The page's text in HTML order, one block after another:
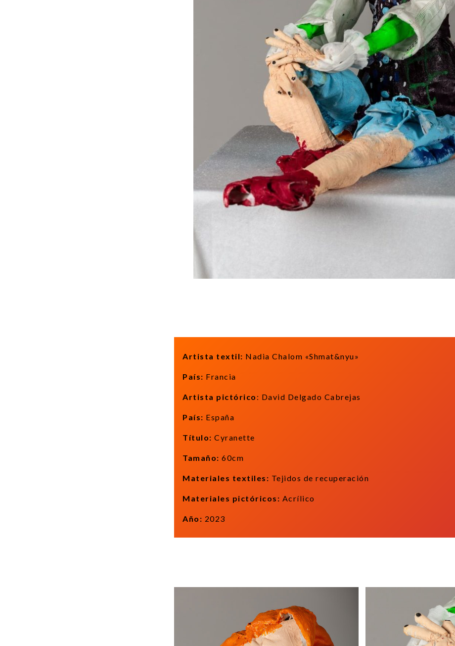
Artista textil: Nadia Chalom «Shmat&nyu»
País: Francia
Artista pictórico : David Delgado Cabrejas
País: España
Título: Cyranette
Tamaño: 60cm
Materiales textiles: Tejidos de recuperación
Materiales pictóricos: Acrílico
Año: 2023